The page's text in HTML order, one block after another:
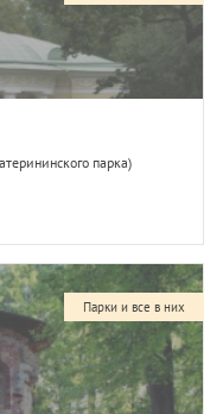
парка)
Парки и все в них